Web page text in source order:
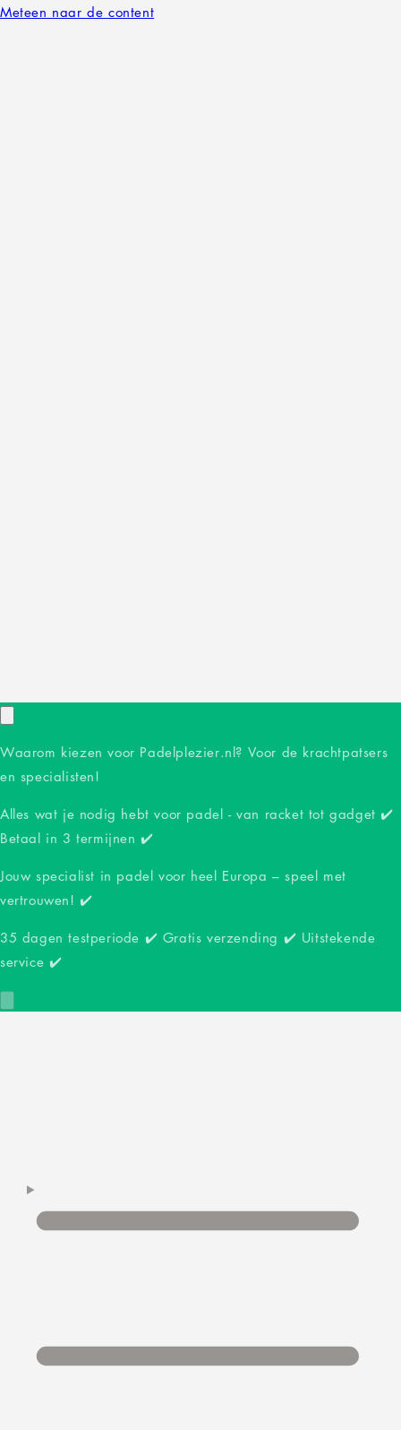
Meteen naar de content
Waarom kiezen voor Padelplezier.nl? Voor de krachtpatsers
en specialisten!
Alles wat je nodig hebt voor padel - van racket tot gadget ✔️
Betaal in 3 termijnen ✔️
Jouw specialist in padel voor heel Europa – speel met
vertrouwen! ✔️
35 dagen testperiode ✔️ Gratis verzending ✔️ Uitstekende
service ✔️